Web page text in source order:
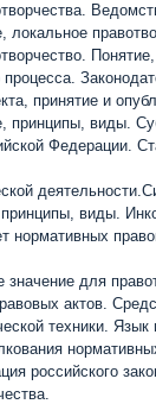
локальное
процесса.
принятие и
принципы, виды.
Федерации.
виды.
нормативных
для
актов.
техники. Язык
российского